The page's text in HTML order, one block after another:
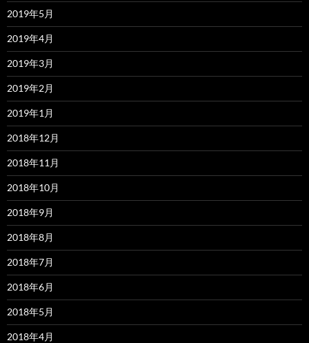
2019年5月
2019年4月
2019年3月
2019年2月
2019年1月
2018年12月
2018年11月
2018年10月
2018年9月
2018年8月
2018年7月
2018年6月
2018年5月
2018年4月